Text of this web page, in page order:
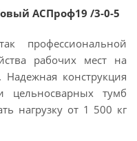
АСПроф19 /3-0-5
профессиональной
рабочих мест на
конструкция
цельносварных тумб
нагрузку от 1 500 кг